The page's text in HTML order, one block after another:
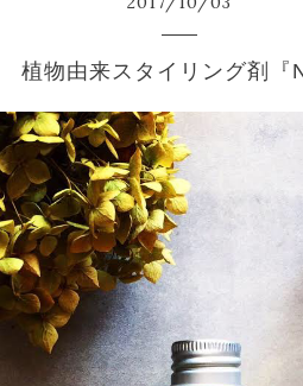
植物由来スタイリング剤『